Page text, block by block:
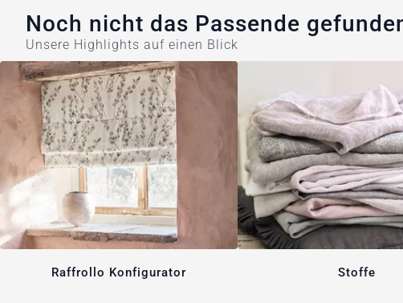
Noch nicht das Passende
Unsere Highlights auf einen Blick
Raffrollo Konfigurator Stoffe